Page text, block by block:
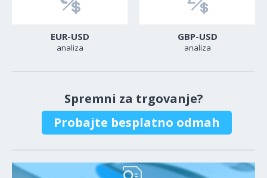
EUR-USD
analiza
GBP-USD
analiza
Spremni za trgovanje?
Probajte besplatno odmah